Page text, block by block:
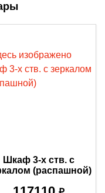
Шкаф 3-х ств. с
(распашной)